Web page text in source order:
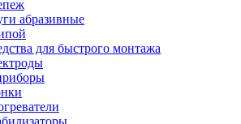
абразивные
для быстрого монтажа